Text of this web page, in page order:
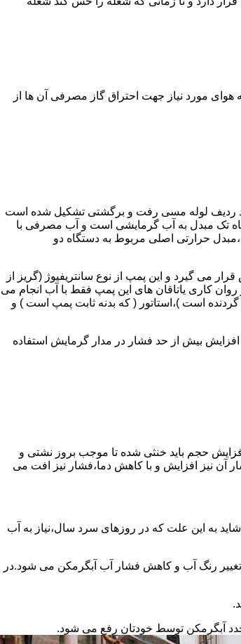
آن ها کمتر از 60 متر مربع باشد ممنوع است،مگر آنکه هوای مورد نیاز جهت احتراق گاز مصرفی آن ها از
ردیف لوله مسی رفت و برگشتی تشکیل شده است
تک مبدل به آب گرمایشی است و آب مصرفی با
حرارتی اصلی مربوط به دستگاه دو
می گیرد و این پمپ از نوع سانتریفیوژ (گریز از
و روان کاری یاتاقان های این پمپ فقط با آب انجام می
است )،استاتور ( که بدنه ثابت پمپ است ) و
بیش از حد فشار در مدار گرمایش استفاده
حجم باید خنثی شده تا موجب بروز نشتی و
آن نیز افزایش و با کاهش دما،فشار نیز افت می
به این علت که در روزهای سرد سال،نیاز به آب
رنگ آب و کاهش فشار آب آبگرمکن می شود.در
آبگرمکن توسط خودتان رفع می شود.